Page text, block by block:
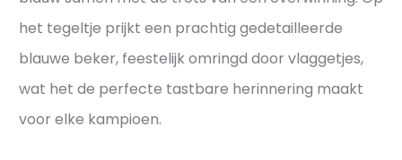
v
a
n
i
o
het tegeltje prijkt een prachtig gedetailleerde
blauwe beker, feestelijk omringd door vlaggetjes,
wat het de perfecte tastbare herinnering maakt
voor elke kampioen.